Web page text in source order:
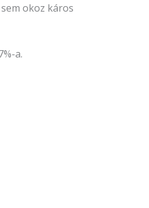
okoz káros
a.